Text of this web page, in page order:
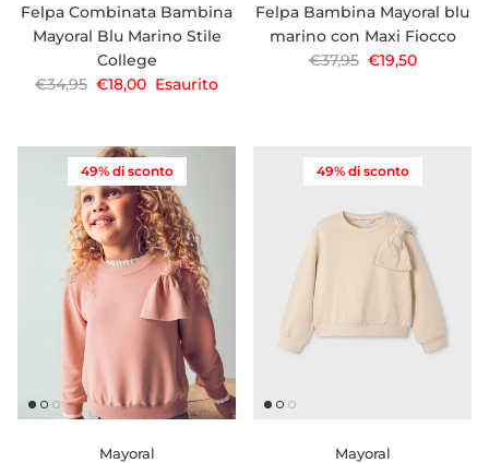
Felpa Combinata Bambina
Mayoral Blu Marino Stile
College
Prezzo normale
€34,95 Prezzo di vendita
€18,00 Esaurito
Felpa Bambina Mayoral blu
marino con Maxi Fiocco
Prezzo normale
€37,95 Prezzo di
€19,50
49% di sconto
Mayoral
49% di sconto
Mayoral